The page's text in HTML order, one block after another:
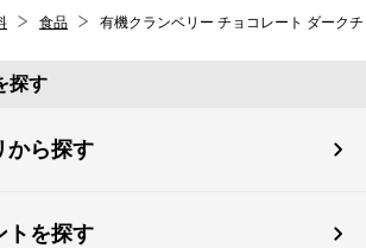
食品
探す
から探す
トを探す